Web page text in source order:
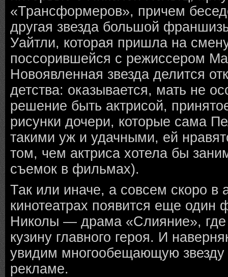
«Трансформеров», причем
другая звезда большой
Уайтли, которая пришла на
поссорившейся с режиссером
Новоявленная звезда делится
детства: оказывается, мать не
решение быть актрисой,
рисунки дочери, которые сама
такими уж и удачными, ей
том, чем актриса хотела бы
съемок в фильмах).
Так или иначе, а совсем скоро в
кинотеатрах появится еще один
Николы — драма «Слияние», где
кузину главного героя. И
увидим многообещающую звезду
рекламе.